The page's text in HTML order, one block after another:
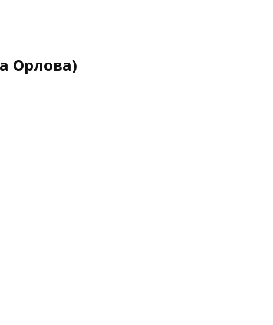
Орлова)